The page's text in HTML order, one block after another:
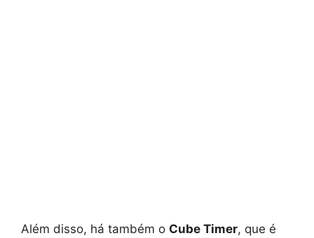
Além disso, há também o Cube Timer, que é